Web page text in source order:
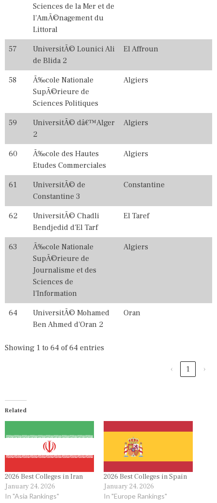
Sciences de la Mer et de
l'AmÃ©nagement du
Littoral
57
UniversitÃ© Lounici Ali
de Blida 2
El Affroun
58
Ã‰cole Nationale
SupÃ©rieure de
Sciences Politiques
Algiers
59
UniversitÃ© dâ€™Alger
2
Algiers
60
Ã‰cole des Hautes
Etudes Commerciales
Algiers
61
UniversitÃ© de
Constantine 3
Constantine
62
UniversitÃ© Chadli
Bendjedid d'El Tarf
El Taref
63
Ã‰cole Nationale
SupÃ©rieure de
Journalisme et des
Sciences de
l'Information
Algiers
64
UniversitÃ© Mohamed
Ben Ahmed d'Oran 2
Oran
Showing 1 to 64 of 64 entries
‹ 1 ›
Related
2026 Best Colleges in Iran
January 24, 2026
In "Asia Rankings"
2026 Best Colleges in Spain
January 24, 2026
In "Europe Rankings"